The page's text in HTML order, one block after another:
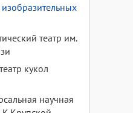
театр им.
кукол
научная